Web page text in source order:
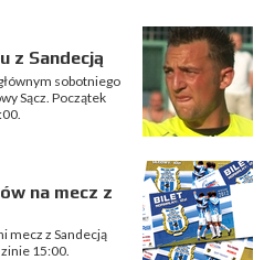
z Sandecją
sobotniego
Sącz. Początek
na mecz z
mecz z Sandecją
15:00.